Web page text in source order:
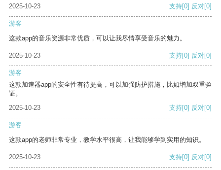
2025-10-23 支持[0] 反对[0]
游客
这款app的音乐资源非常优质，可以让我尽情享受音乐的魅力。
2025-10-23 支持[0] 反对[0]
游客
这款加速器app的安全性有待提高，可以加强防护措施，比如增加双重验
证。
2025-10-23
支持[0] 反对[0]
游客
这款app的老师非常专业，教学水平很高，让我能够学到实用的知识。
2025-10-23 支持[0] 反对[0]